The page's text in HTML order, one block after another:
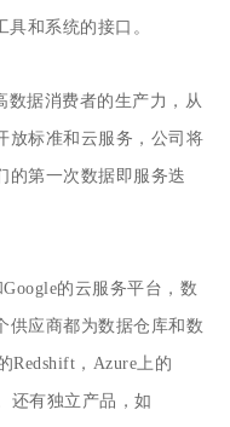
和系统的接口。
数据消费者的生产力，从
放标准和云服务，公司将
的第一次数据即服务迭
的云服务平台，数
供应商都为数据仓库和数
Redshift，Azure上的
还有独立产品，如